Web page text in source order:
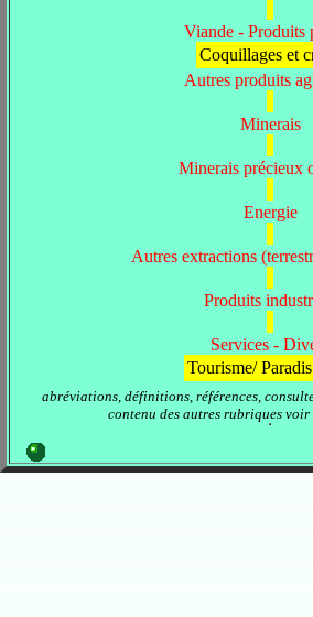
Viande - Produits
Coquillages et
Autres produits
Minerais
Minerais précieux
Energie
Autres extractions
Produits
Services -
Tourisme/
abréviations, définitions, références,
contenu des autres rubriques voir